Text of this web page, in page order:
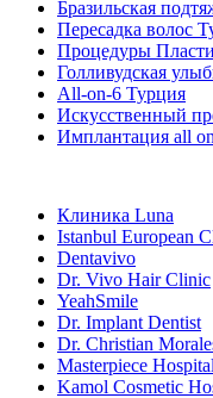
Бразильская
Пересадка волос
Процедуры
Голливудская
All-on-6 Турция
Искусственный
Имплантация all
Клиника Luna
Istanbul European
Dentavivo
Dr. Vivo Hair Clinic
YeahSmile
Dr. Implant Dentist
Dr. Christian
Masterpiece Hospital
Kamol Cosmetic